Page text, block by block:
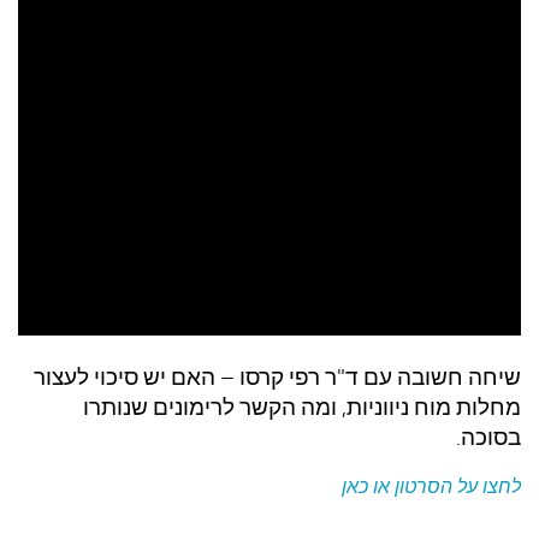
שיחה חשובה עם ד"ר רפי קרסו – האם יש סיכוי לעצור
מחלות מוח ניווניות, ומה הקשר לרימונים שנותרו
בסוכה.
לחצו על הסרטון או כאן